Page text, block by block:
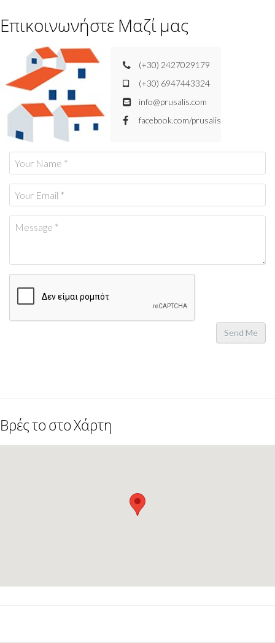
Επικοινωνήστε Μαζί μας
(+30) 2427029179
(+30) 6947443324
info@prusalis.com
facebook.com/prusalis
Send Me
Βρές το στο Χάρτη